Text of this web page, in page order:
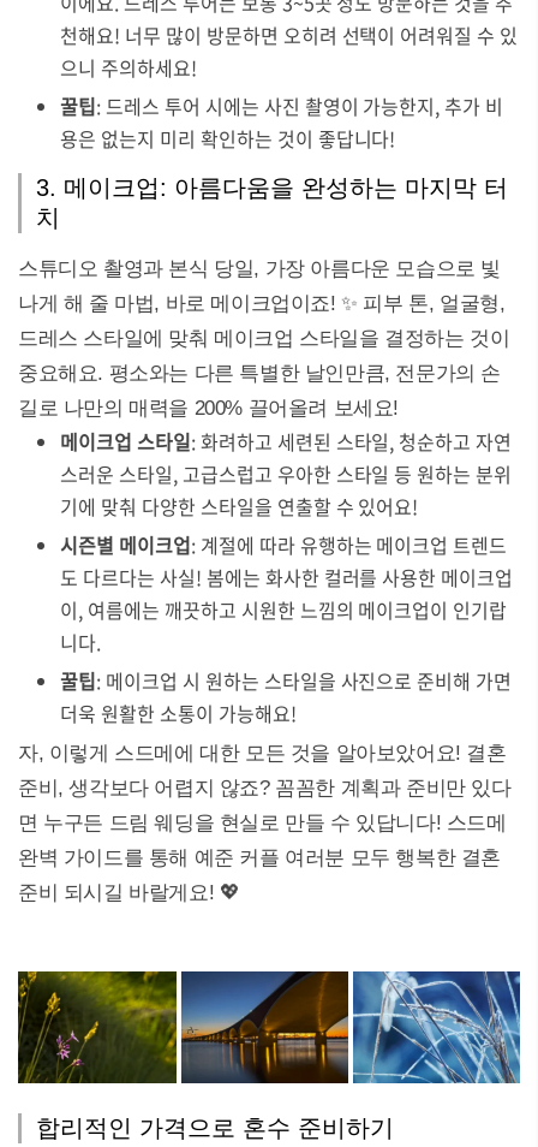
천해요! 너무 많이 방문하면 오히려 선택이 어려워질 수 있
으니 주의하세요!
꿀팁: 드레스 투어 시에는 사진 촬영이 가능한지, 추가 비
용은 없는지 미리 확인하는 것이 좋답니다!
3. 메이크업: 아름다움을 완성하는 마지막 터
치
스튜디오 촬영과 본식 당일, 가장 아름다운 모습으로 빛
나게 해 줄 마법, 바로 메이크업이죠! ✨ 피부 톤, 얼굴형,
드레스 스타일에 맞춰 메이크업 스타일을 결정하는 것이
중요해요. 평소와는 다른 특별한 날인만큼, 전문가의 손
길로 나만의 매력을 200% 끌어올려 보세요!
메이크업 스타일: 화려하고 세련된 스타일, 청순하고 자연
스러운 스타일, 고급스럽고 우아한 스타일 등 원하는 분위
기에 맞춰 다양한 스타일을 연출할 수 있어요!
시즌별 메이크업: 계절에 따라 유행하는 메이크업 트렌드
도 다르다는 사실! 봄에는 화사한 컬러를 사용한 메이크업
이, 여름에는 깨끗하고 시원한 느낌의 메이크업이 인기랍
니다.
꿀팁: 메이크업 시 원하는 스타일을 사진으로 준비해 가면
더욱 원활한 소통이 가능해요!
자, 이렇게 스드메에 대한 모든 것을 알아보았어요! 결혼
준비, 생각보다 어렵지 않죠? 꼼꼼한 계획과 준비만 있다
면 누구든 드림 웨딩을 현실로 만들 수 있답니다! 스드메
완벽 가이드를 통해 예준 커플 여러분 모두 행복한 결혼
준비 되시길 바랄게요! 💖
합리적인 가격으로 혼수 준비하기